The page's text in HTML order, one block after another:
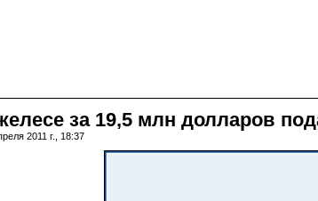
за 19,5 млн долларов
2011 г., 18:37